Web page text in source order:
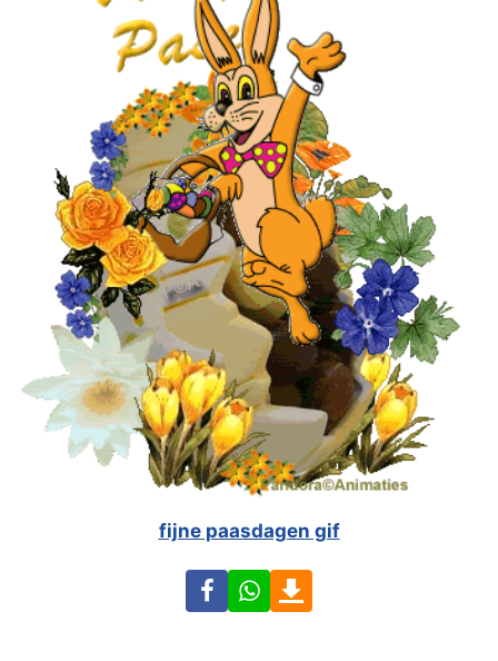
fijne paasdagen gif
FacebookWhatsApp